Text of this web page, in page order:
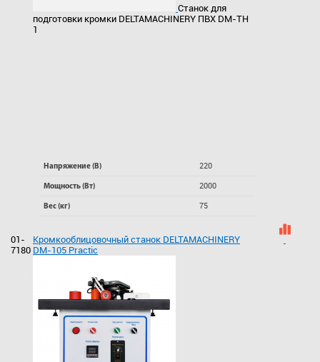
Станок для
подготовки кромки DELTAMACHINERY ПВХ DM-TH
1
Напряжение (В) 220
Мощность (Вт) 2000
Вес (кг) 75
01-
7180
Кромкооблицовочный станок DELTAMACHINERY
DM-105 Practic